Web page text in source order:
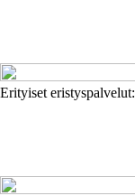
Erityiset